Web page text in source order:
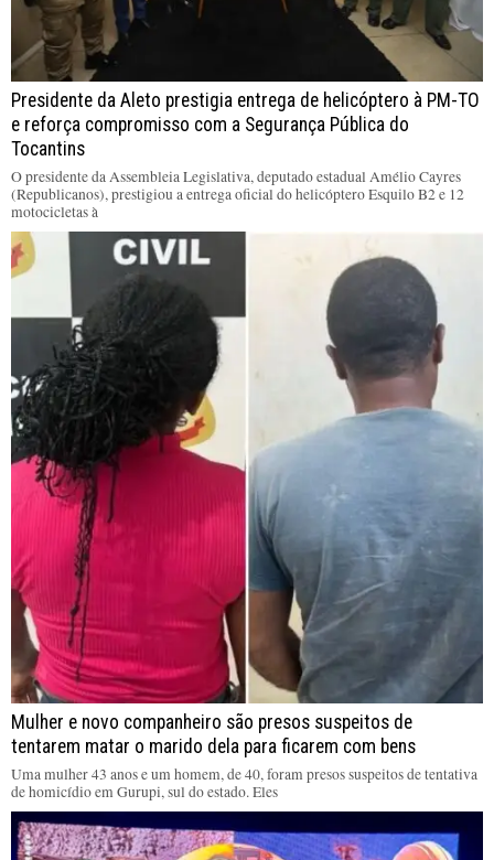
Presidente da Aleto prestigia entrega de helicóptero à PM-TO
e reforça compromisso com a Segurança Pública do
Tocantins
O presidente da Assembleia Legislativa, deputado estadual Amélio Cayres
(Republicanos), prestigiou a entrega oficial do helicóptero Esquilo B2 e 12
motocicletas à
Mulher e novo companheiro são presos suspeitos de
tentarem matar o marido dela para ficarem com bens
Uma mulher 43 anos e um homem, de 40, foram presos suspeitos de tentativa
de homicídio em Gurupi, sul do estado. Eles